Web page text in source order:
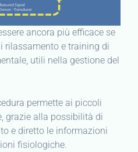
ancora più efficace se
rilassamento e training di
utili nella gestione del
permette ai piccoli
grazie alla possibilità di
e diretto le informazioni
fisiologiche.